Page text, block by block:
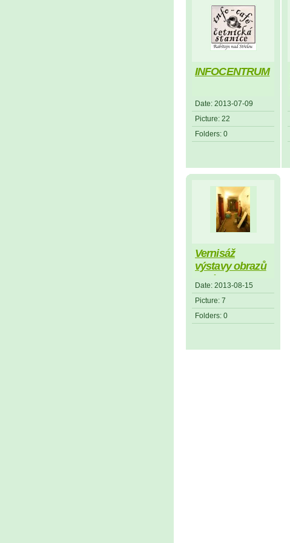
INFOCENTRUM
Date: 2013-07-09
Picture: 22
Folders: 0
Vernisáž
výstavy obrazů
Lucie
Kolmanové
Date: 2013-08-15
Picture: 7
Folders: 0